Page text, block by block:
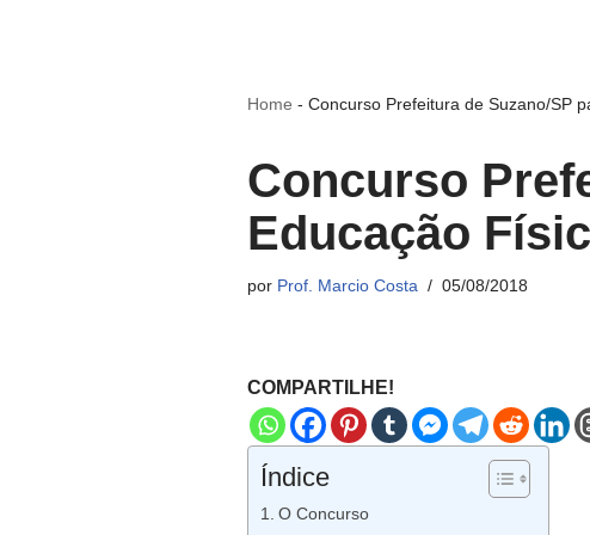
Home - Concurso Prefeitura de Suzano/SP
Concurso
Educação
por Prof. Marcio Costa 05/08/2018
COMPARTILHE!
Índice
O Concurso